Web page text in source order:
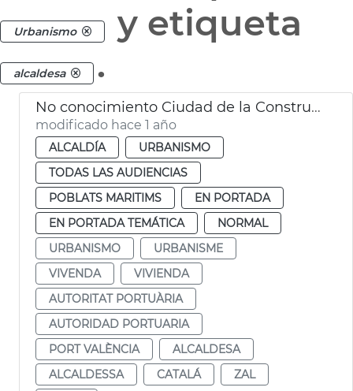
Urbanismo y etiqueta
alcaldesa .
No conocimiento Ciudad de la Construcció
modificado hace 1 año
ALCALDÍA
URBANISMO
TODAS LAS AUDIENCIAS
POBLATS MARITIMS
EN PORTADA
EN PORTADA TEMÁTICA
NORMAL
URBANISMO
URBANISME
VIVENDA
VIVIENDA
AUTORITAT PORTUÀRIA
AUTORIDAD PORTUARIA
PORT VALÈNCIA
ALCALDESA
ALCALDESSA
CATALÁ
ZAL